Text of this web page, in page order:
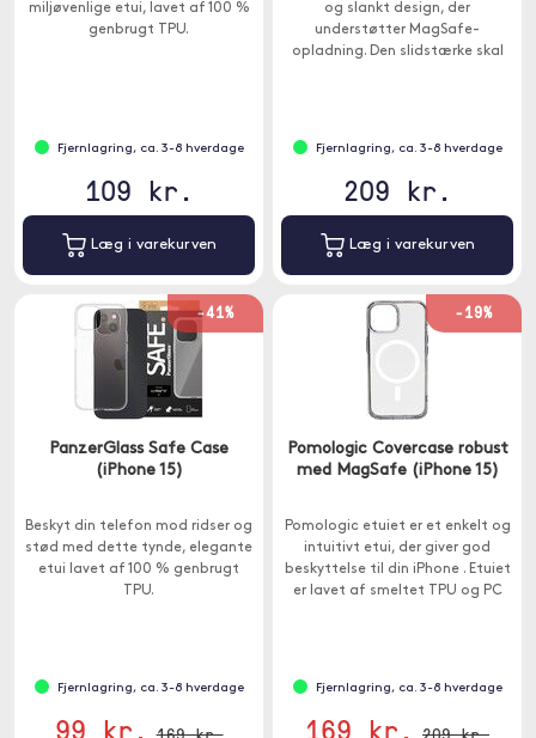
miljøvenlige etui, lavet af 100 %
genbrugt TPU.
Fjernlagring, ca. 3-8 hverdage
109 kr.
Læg i varekurven
og slankt design, der
understøtter MagSafe-
opladning. Den slidstærke skal
Fjernlagring, ca. 3-8 hverdage
209 kr.
Læg i varekurven
-41%
PanzerGlass Safe Case
(iPhone 15)
Beskyt din telefon mod ridser og
stød med dette tynde, elegante
etui lavet af 100 % genbrugt
TPU.
Fjernlagring, ca. 3-8 hverdage
99 kr.
-19%
Pomologic Covercase robust
med MagSafe (iPhone 15)
Pomologic etuiet er et enkelt og
intuitivt etui, der giver god
beskyttelse til din iPhone . Etuiet
er lavet af smeltet TPU og PC
Fjernlagring, ca. 3-8 hverdage
169 kr.